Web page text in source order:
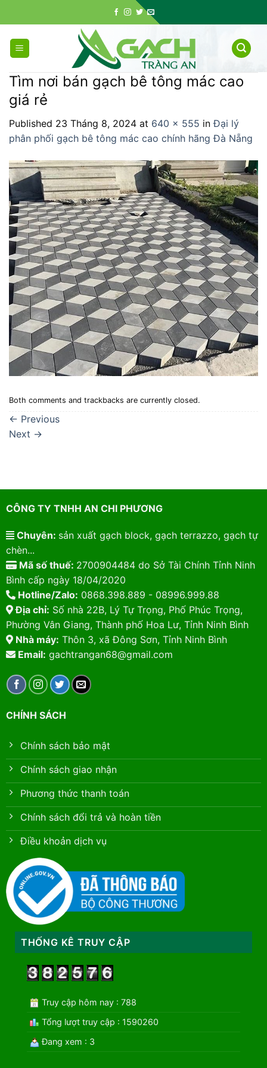
to
content
Tìm nơi bán gạch bê tông mác cao
giá rẻ
Published 23 Tháng 8, 2024 at 640 × 555 inĐại lý
phân phối gạch bê tông mác cao chính hãng Đà Nẵng
Both comments and trackbacks are currently closed.
← Previous
Next →
CÔNG TY TNHH AN CHI PHƯƠNG
Chuyên: sản xuất gạch block, gạch terrazzo, gạch tự
chèn...
Mã số thuế: 2700904484 do Sở Tài Chính Tỉnh Ninh
Bình cấp ngày 18/04/2020
Hotline/Zalo: 0868.398.889 - 08996.999.88
Địa chỉ: Số nhà 22B, Lý Tự Trọng, Phố Phúc Trọng,
Phường Vân Giang, Thành phố Hoa Lư, Tỉnh Ninh Bình
Nhà máy: Thôn 3, xã Đông Sơn, Tỉnh Ninh Bình
Email: gachtrangan68@gmail.com
CHÍNH SÁCH
Chính sách bảo mật
Chính sách giao nhận
Phương thức thanh toán
Chính sách đổi trả và hoàn tiền
Điều khoản dịch vụ
THỐNG KÊ TRUY CẬP
Truy cập hôm nay : 788
Tổng lượt truy cập : 1590260
Đang xem : 3